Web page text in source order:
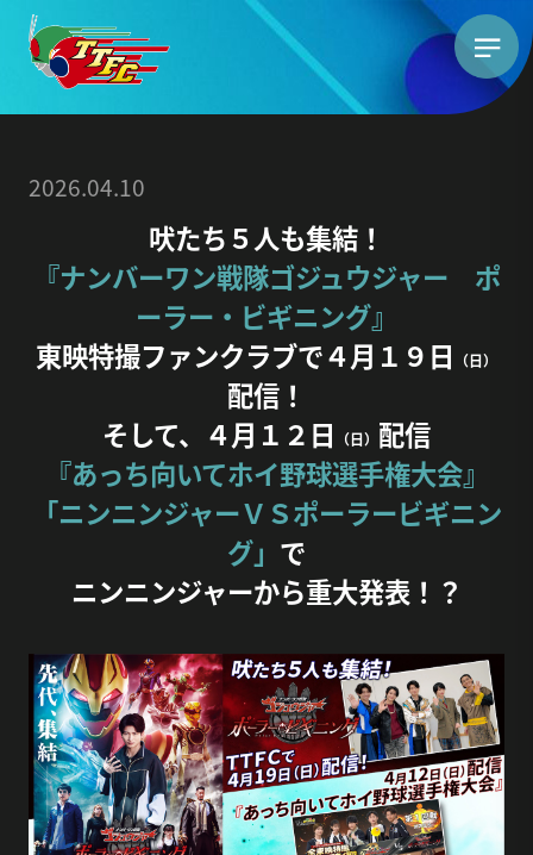
2026.04.10
吠たち５人も集結！
『ナンバーワン戦隊ゴジュウジャー ポ
ーラー・ビギニング』
東映特撮ファンクラブで４月１９日
（日）
配信！
そして、４月１２日
（日） 配信
『あっち向いてホイ野球選手権大会』
「ニンニンジャーＶＳポーラービギニン
グ」 で
ニンニンジャーから重大発表！？